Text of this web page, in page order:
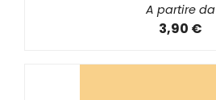
A partire da
3,90 €